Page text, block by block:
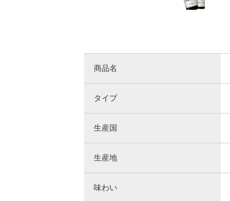
商品名
タイプ
生産国
生産地
味わい